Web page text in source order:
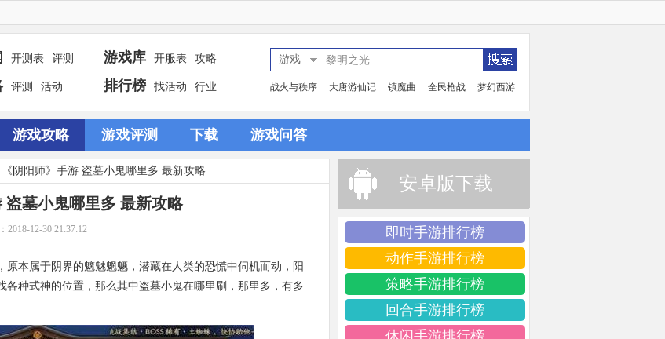
战火与秩序 大唐游仙记 镇魔曲 全民枪战 梦幻西游
开测表 评测 游戏库 开服表 攻略
评测 活动 排行榜 找活动 行业
游戏
游戏攻略 游戏评测 下载 游戏问答
阴阳师》手游 盗墓小鬼哪里多 最新攻略
盗墓小鬼哪里多 最新攻略
2018-12-30 21:37:12
原本属于阴界的魑魅魍魉，潜藏在人类的恐慌中伺机而动，阳
种式神的位置，那么其中盗墓小鬼在哪里刷，那里多，有多
安卓版下载
即时手游排行榜
动作手游排行榜
策略手游排行榜
回合手游排行榜
休闲手游排行榜